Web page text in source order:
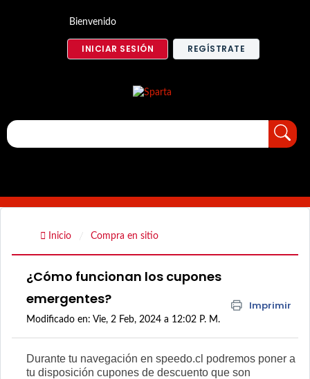
Bienvenido
INICIAR SESIÓN REGÍSTRATE
Inicio Compra en sitio
¿Cómo funcionan los cupones
emergentes?
Imprimir
Modificado en: Vie, 2 Feb, 2024 a 12:02 P. M.
Durante tu navegación en speedo.cl podremos poner a
tu disposición cupones de descuento que son